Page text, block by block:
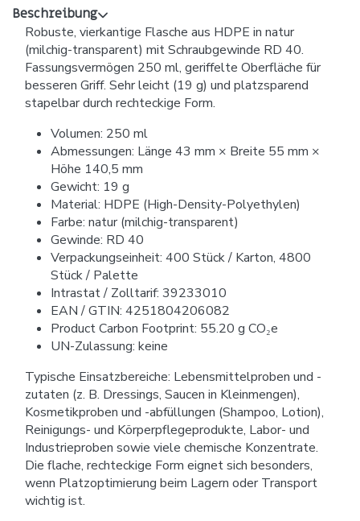
Beschreibung
Robuste, vierkantige Flasche aus HDPE in natur
(milchig-transparent) mit Schraubgewinde RD 40.
Fassungsvermögen 250 ml, geriffelte Oberfläche für
besseren Griff. Sehr leicht (19 g) und platzsparend
stapelbar durch rechteckige Form.
Volumen: 250 ml
Abmessungen: Länge 43 mm × Breite 55 mm ×
Höhe 140,5 mm
Gewicht: 19 g
Material: HDPE (High-Density-Polyethylen)
Farbe: natur (milchig-transparent)
Gewinde: RD 40
Verpackungseinheit: 400 Stück / Karton, 4800
Stück / Palette
Intrastat / Zolltarif: 39233010
EAN / GTIN: 4251804206082
Product Carbon Footprint: 55.20 g CO₂e
UN-Zulassung: keine
Typische Einsatzbereiche: Lebensmittelproben und -
zutaten (z. B. Dressings, Saucen in Kleinmengen),
Kosmetikproben und -abfüllungen (Shampoo, Lotion),
Reinigungs- und Körperpflegeprodukte, Labor- und
Industrieproben sowie viele chemische Konzentrate.
Die flache, rechteckige Form eignet sich besonders,
wenn Platzoptimierung beim Lagern oder Transport
wichtig ist.